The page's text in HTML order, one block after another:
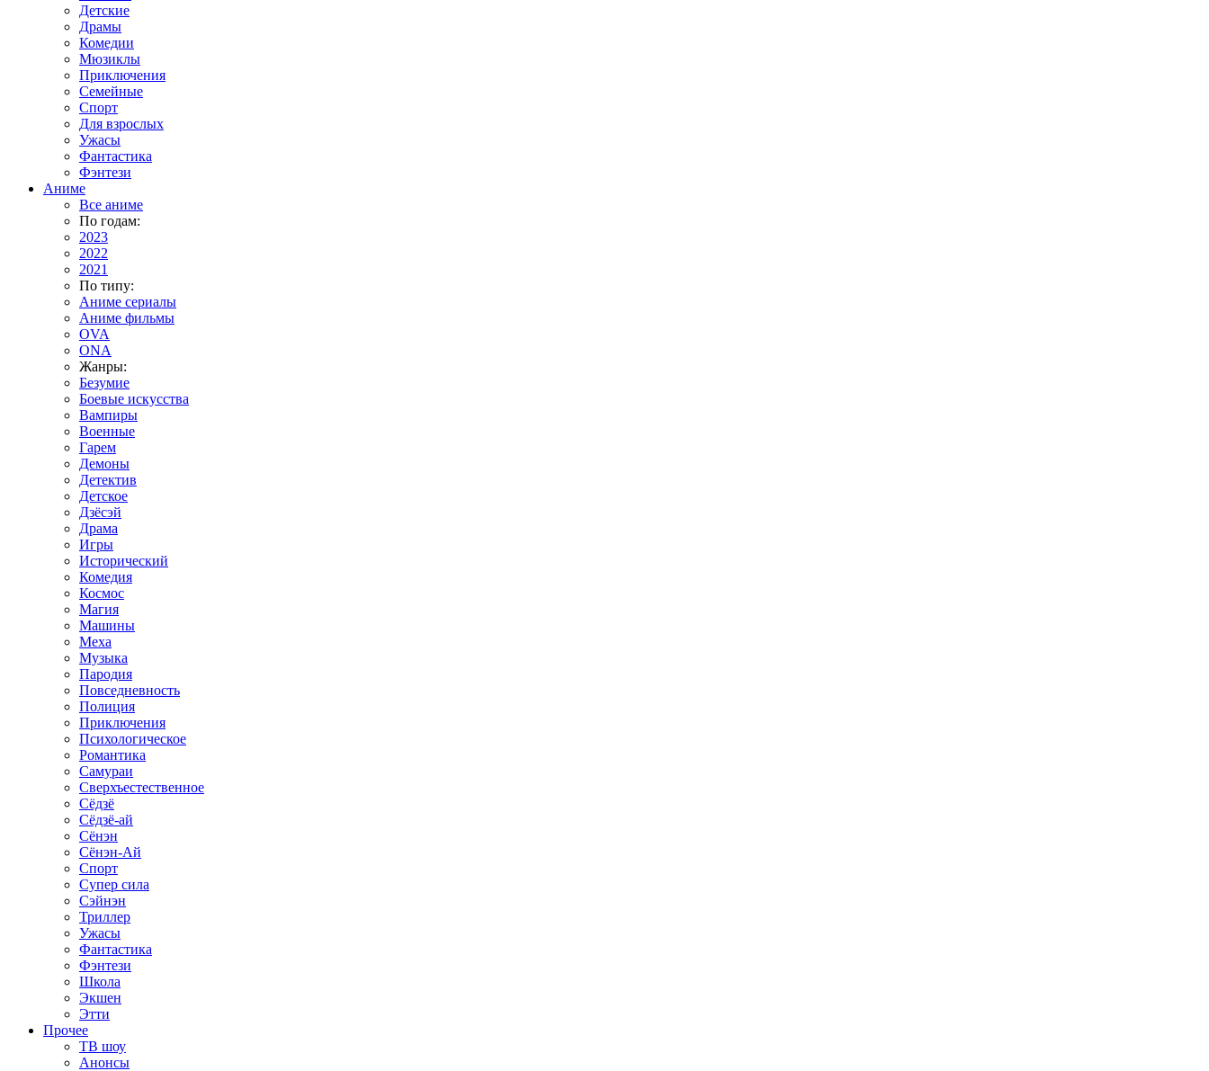
Детские
Драмы
Комедии
Мюзиклы
Приключения
Семейные
Спорт
Для взрослых
Ужасы
Фантастика
Фэнтези
Аниме
Все аниме
По годам:
2023
2022
2021
По типу:
Аниме сериалы
Аниме фильмы
OVA
ONA
Жанры:
Безумие
Боевые искусства
Вампиры
Военные
Гарем
Демоны
Детектив
Детское
Дзёсэй
Драма
Игры
Исторический
Комедия
Космос
Магия
Машины
Меха
Музыка
Пародия
Повседневность
Полиция
Приключения
Психологическое
Романтика
Самураи
Сверхъестественное
Сёдзё
Сёдзё-ай
Сёнэн
Сёнэн-Ай
Спорт
Супер сила
Сэйнэн
Триллер
Ужасы
Фантастика
Фэнтези
Школа
Экшен
Этти
Прочее
ТВ шоу
Анонсы